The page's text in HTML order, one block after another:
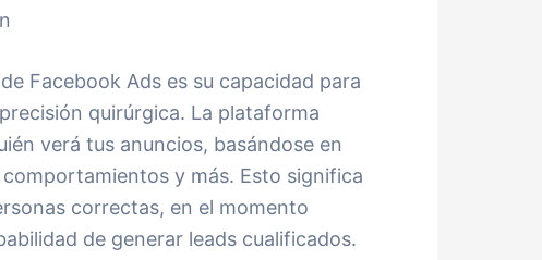
Facebook Ads es su capacidad para
quirúrgica. La plataforma
verá tus anuncios, basándose en
y más. Esto significa
correctas, en el momento
de generar leads cualificados.